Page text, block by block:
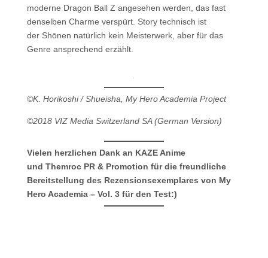
moderne Dragon Ball Z angesehen werden, das fast
denselben Charme verspürt. Story technisch ist
der Shōnen natürlich kein Meisterwerk, aber für das
Genre ansprechend erzählt.
©K. Horikoshi / Shueisha, My Hero Academia Project
©2018 VIZ Media Switzerland SA (German Version)
Vielen herzlichen Dank an KAZE Anime
und Themroc PR & Promotion für die freundliche
Bereitstellung des Rezensionsexemplares von My
Hero Academia – Vol. 3 für den Test:)